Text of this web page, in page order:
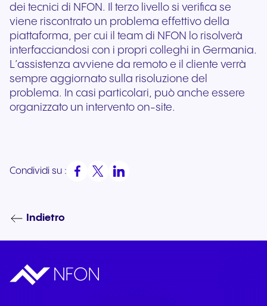
dei tecnici di NFON. Il terzo livello si verifica se
viene riscontrato un problema effettivo della
piattaforma, per cui il team di NFON lo risolverà
interfacciandosi con i propri colleghi in Germania.
L’assistenza avviene da remoto e il cliente verrà
sempre aggiornato sulla risoluzione del
problema. In casi particolari, può anche essere
organizzato un intervento on-site.
Condividi su :
Indietro